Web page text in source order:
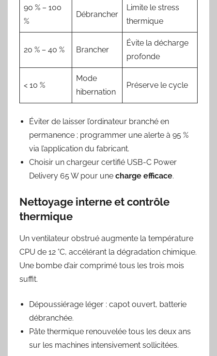
90 % – 100
%
Débrancher
Limite le stress
thermique
20 % – 40 % Brancher
Évite la décharge
profonde
< 10 %
Mode
hibernation
Préserve le cycle
Éviter de laisser l’ordinateur branché en
permanence ; programmer une alerte à 95 %
via l’application du fabricant.
Choisir un chargeur certifié USB-C Power
Delivery 65 W pour une charge efficace.
Nettoyage interne et contrôle
thermique
Un ventilateur obstrué augmente la température
CPU de 12 °C, accélérant la dégradation chimique.
Une bombe d’air comprimé tous les trois mois
suffit.
Dépoussiérage léger : capot ouvert, batterie
débranchée.
Pâte thermique renouvelée tous les deux ans
sur les machines intensivement sollicitées.